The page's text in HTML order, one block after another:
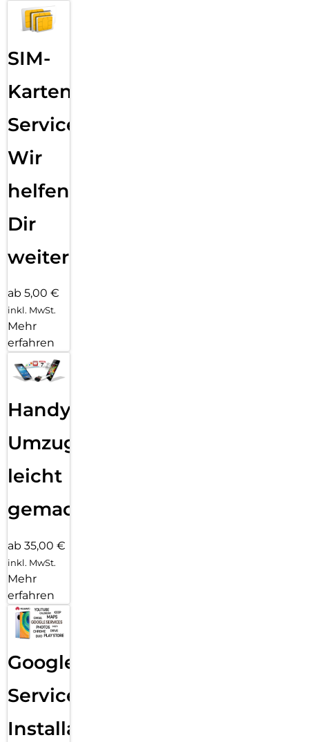
SIM-
Karten
Service:
Wir
helfen
Dir
weiter
ab 5,00 €
inkl. MwSt.
Mehr
erfahren
Handy
Umzug
leicht
gemacht!
ab 35,00 €
inkl. MwSt.
Mehr
erfahren
Google
Services
Installation